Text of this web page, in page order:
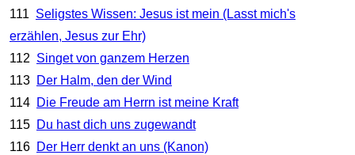
111 Seligstes Wissen: Jesus ist mein (Lasst mich's
erzählen, Jesus zur Ehr)
112 Singet von ganzem Herzen
113 Der Halm, den der Wind
114 Die Freude am Herrn ist meine Kraft
115 Du hast dich uns zugewandt
116 Der Herr denkt an uns (Kanon)